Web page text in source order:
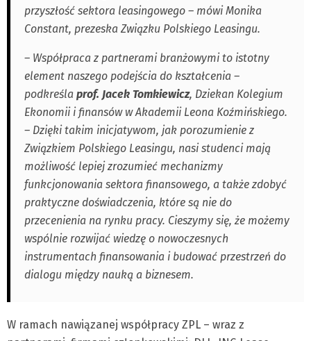
przyszłość sektora leasingowego – mówi Monika
Constant, prezeska Związku Polskiego Leasingu.
– Współpraca z partnerami branżowymi to istotny
element naszego podejścia do kształcenia –
podkreśla prof. Jacek Tomkiewicz, Dziekan Kolegium
Ekonomii i finansów w Akademii Leona Koźmińskiego.
– Dzięki takim inicjatywom, jak porozumienie z
Związkiem Polskiego Leasingu, nasi studenci mają
możliwość lepiej zrozumieć mechanizmy
funkcjonowania sektora finansowego, a także zdobyć
praktyczne doświadczenia, które są nie do
przecenienia na rynku pracy. Cieszymy się, że możemy
wspólnie rozwijać wiedzę o nowoczesnych
instrumentach finansowania i budować przestrzeń do
dialogu między nauką a biznesem.
W ramach nawiązanej współpracy ZPL – wraz z